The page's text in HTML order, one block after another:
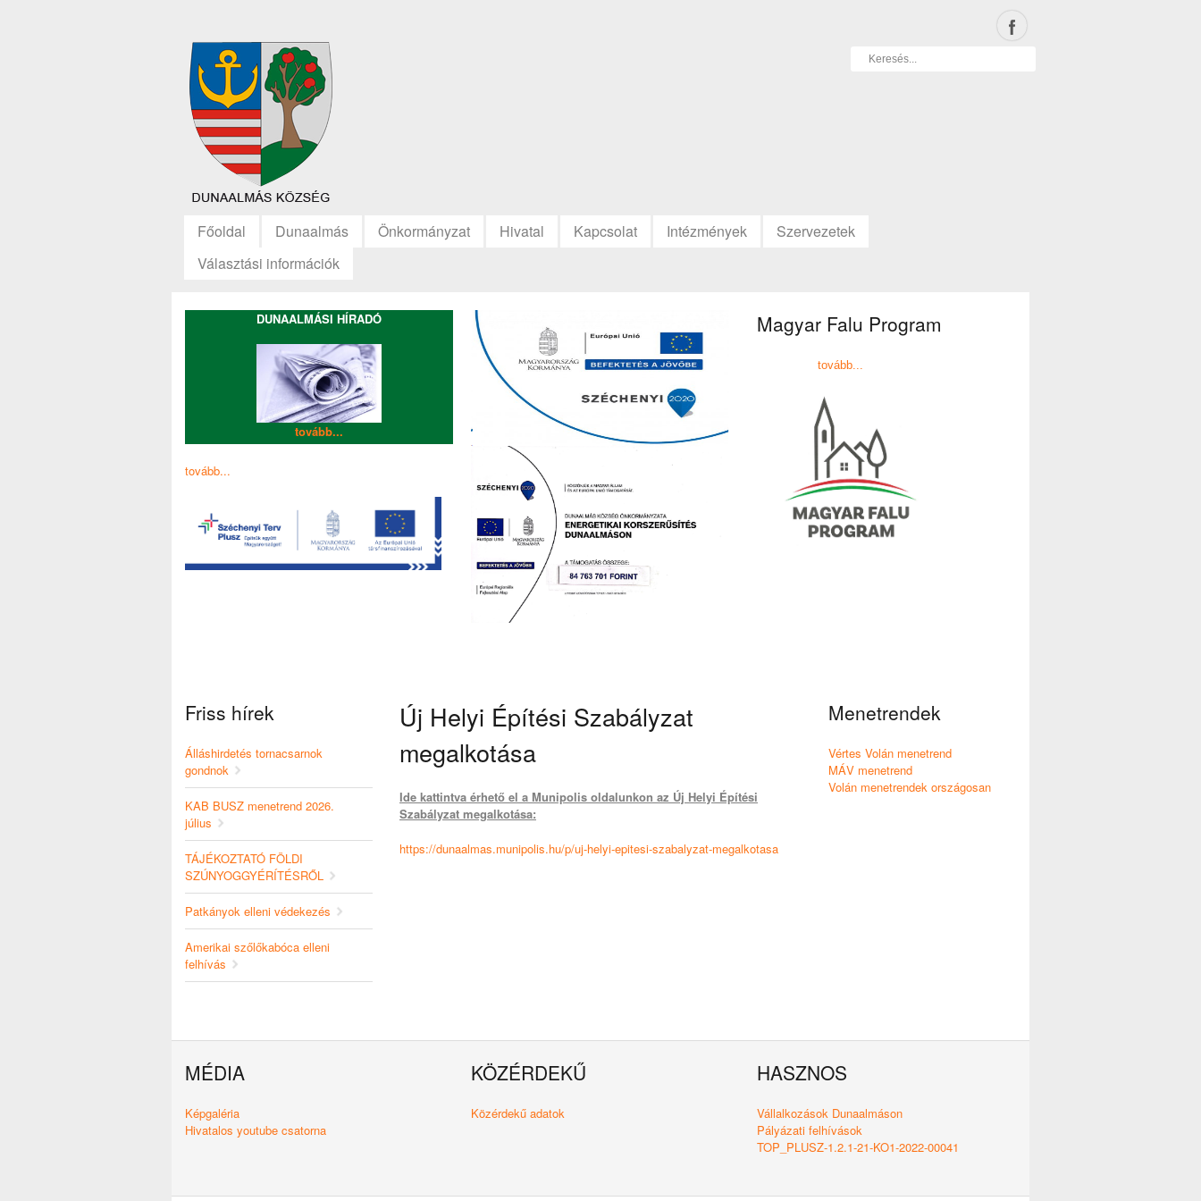
Főoldal Dunaalmás Önkormányzat Hivatal Kapcsolat Intézmények
Szervezetek
Választási információk
DUNAALMÁSI HÍRADÓ
tovább...
tovább...
Magyar Falu Program
tovább...
Friss hírek
Álláshirdetés tornacsarnok
gondnok
KAB BUSZ menetrend 2026.
július
TÁJÉKOZTATÓ FÖLDI
SZÚNYOGGYÉRÍTÉSRŐL
Patkányok elleni védekezés
Amerikai szőlőkabóca elleni
felhívás
Új Helyi Építési Szabályzat
megalkotása
Ide kattintva érhető el a Munipolis oldalunkon az Új Helyi Építési
Szabályzat megalkotása:
https://dunaalmas.munipolis.hu/p/uj-helyi-epitesi-szabalyzat-megalkotasa
Menetrendek
Vértes Volán menetrend
MÁV menetrend
Volán menetrendek országosan
MÉDIA
Képgaléria
Hivatalos youtube csatorna
KÖZÉRDEKŰ
Közérdekű adatok
HASZNOS
Vállalkozások Dunaalmáson
Pályázati felhívások
TOP_PLUSZ-1.2.1-21-KO1-2022-00041